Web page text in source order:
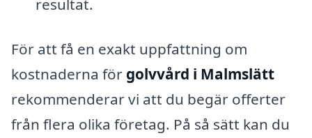
resultat.
För att få en exakt uppfattning om
kostnaderna för golvvård i Malmslätt
rekommenderar vi att du begär offerter
från flera olika företag. På så sätt kan du